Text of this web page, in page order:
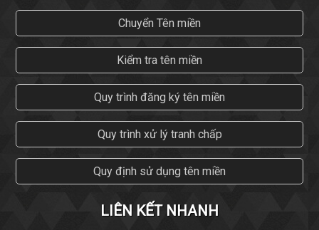
Chuyển Tên miền
Kiểm tra tên miền
Quy trình đăng ký tên miền
Quy trình xử lý tranh chấp
Quy định sử dụng tên miền
LIÊN KẾT NHANH